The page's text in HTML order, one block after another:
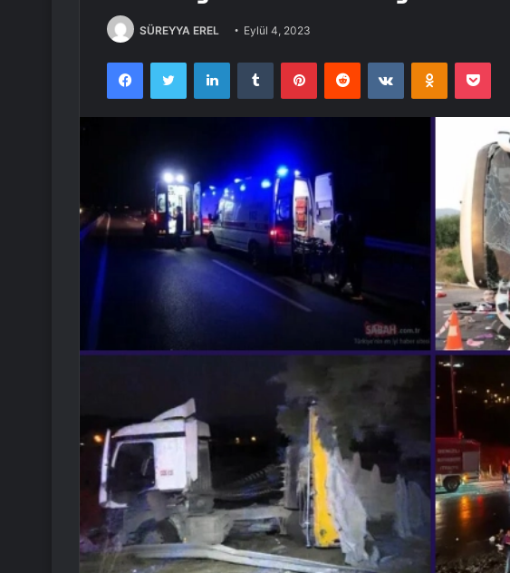
SÜREYYA EREL Eylül 4, 2023
FacebookTwitter LinkedInTumblr PinterestReddit VKontakte